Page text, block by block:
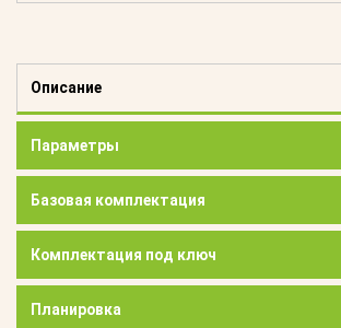
Описание
Параметры
Базовая комплектация
Комплектация под ключ
Планировка